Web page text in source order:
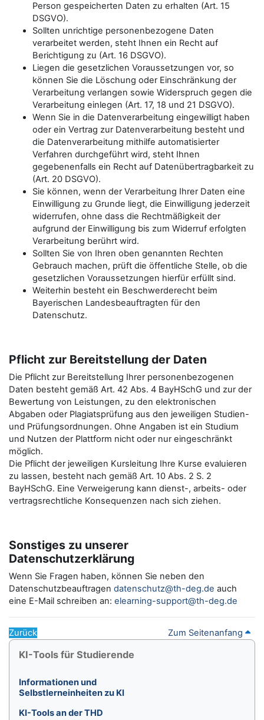
Person gespeicherten Daten zu erhalten (Art. 15
DSGVO).
Sollten unrichtige personenbezogene Daten
verarbeitet werden, steht Ihnen ein Recht auf
Berichtigung zu (Art. 16 DSGVO).
Liegen die gesetzlichen Voraussetzungen vor, so
können Sie die Löschung oder Einschränkung der
Verarbeitung verlangen sowie Widerspruch gegen die
Verarbeitung einlegen (Art. 17, 18 und 21 DSGVO).
Wenn Sie in die Datenverarbeitung eingewilligt haben
oder ein Vertrag zur Datenverarbeitung besteht und
die Datenverarbeitung mithilfe automatisierter
Verfahren durchgeführt wird, steht Ihnen
gegebenenfalls ein Recht auf Datenübertragbarkeit zu
(Art. 20 DSGVO).
Sie können, wenn der Verarbeitung Ihrer Daten eine
Einwilligung zu Grunde liegt, die Einwilligung jederzeit
widerrufen, ohne dass die Rechtmäßigkeit der
aufgrund der Einwilligung bis zum Widerruf erfolgten
Verarbeitung berührt wird.
Sollten Sie von Ihren oben genannten Rechten
Gebrauch machen, prüft die öffentliche Stelle, ob die
gesetzlichen Voraussetzungen hierfür erfüllt sind.
Weiterhin besteht ein Beschwerderecht beim
Bayerischen Landesbeauftragten für den
Datenschutz.
Pflicht zur Bereitstellung der Daten
Die Pflicht zur Bereitstellung Ihrer personenbezogenen
Daten besteht gemäß Art. 42 Abs. 4 BayHSchG und zur der
Bewertung von Leistungen, zu den elektronischen
Abgaben oder Plagiatsprüfung aus den jeweiligen Studien-
und Prüfungsordnungen. Ohne Angaben ist ein Studium
und Nutzen der Plattform nicht oder nur eingeschränkt
möglich.
Die Pflicht der jeweiligen Kursleitung Ihre Kurse evaluieren
zu lassen, besteht nach gemäß Art. 10 Abs. 2 S. 2
BayHSchG. Eine Verweigerung kann dienst-, arbeits- oder
vertragsrechtliche Konsequenzen nach sich ziehen.
Sonstiges zu unserer
Datenschutzerklärung
Wenn Sie Fragen haben, können Sie neben den
Datenschutzbeauftragen datenschutz@th-deg.de auch
eine E-Mail schreiben an: elearning-support@th-deg.de
Zurück Zum Seitenanfang
Blöcke
KI-Tools für Studierende überspringen
KI-Tools für Studierende
Informationen und
Selbstlerneinheiten zu KI
KI-Tools an der THD